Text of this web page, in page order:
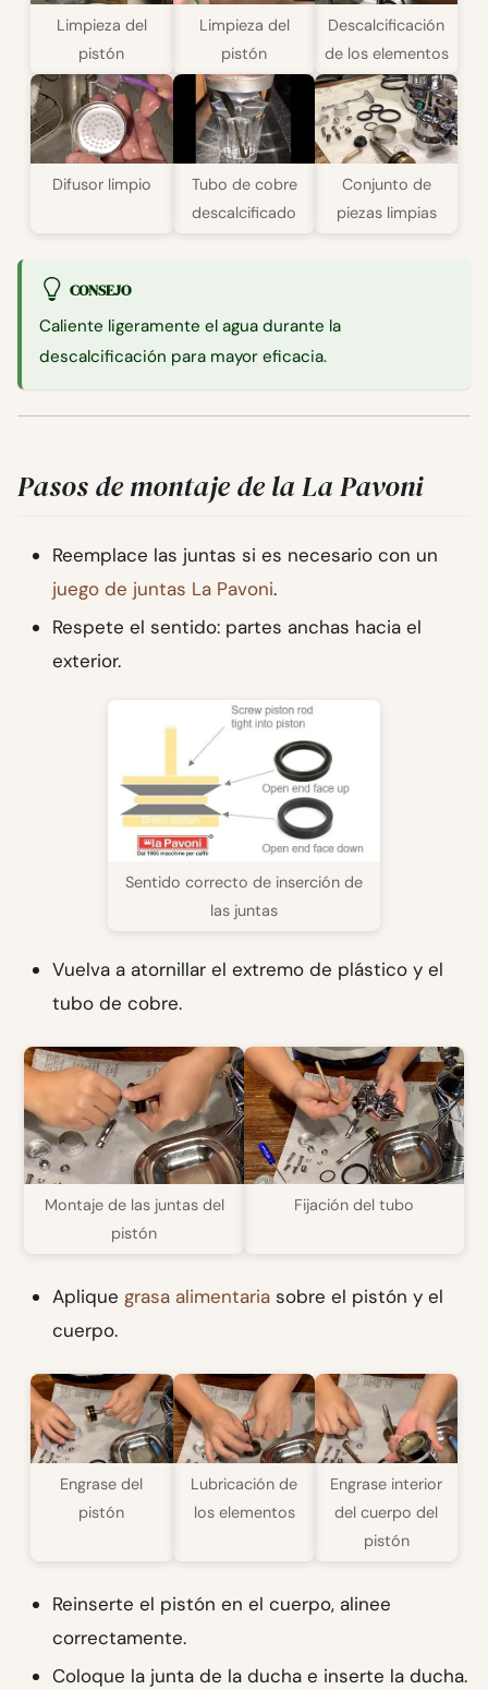
Limpieza del
pistón
Limpieza del
pistón
Descalcificación
de los elementos
Difusor limpio
Tubo de cobre
descalcificado
Conjunto de
piezas limpias
CONSEJO
Caliente ligeramente el agua durante la
descalcificación para mayor eficacia.
Pasos de montaje de la La Pavoni
Reemplace las juntas si es necesario con un
juego de juntas La Pavoni.
Respete el sentido: partes anchas hacia el
exterior.
Sentido correcto de inserción de
las juntas
Vuelva a atornillar el extremo de plástico y el
tubo de cobre.
Montaje de las juntas del
pistón
Fijación del tubo
Aplique grasa alimentaria sobre el pistón y el
cuerpo.
Engrase del
pistón
Lubricación de
los elementos
Engrase interior
del cuerpo del
pistón
Reinserte el pistón en el cuerpo, alinee
correctamente.
Coloque la junta de la ducha e inserte la ducha.